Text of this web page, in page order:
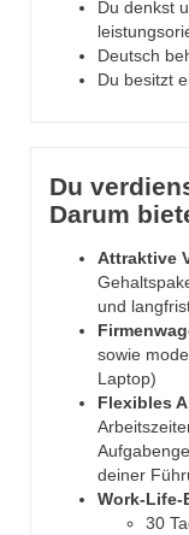
Du denkst
Deutsch
Du besitzt
Du
Darum
Attraktive
und
sowie
Laptop)
Flexibles
deiner
Work-Life-
30